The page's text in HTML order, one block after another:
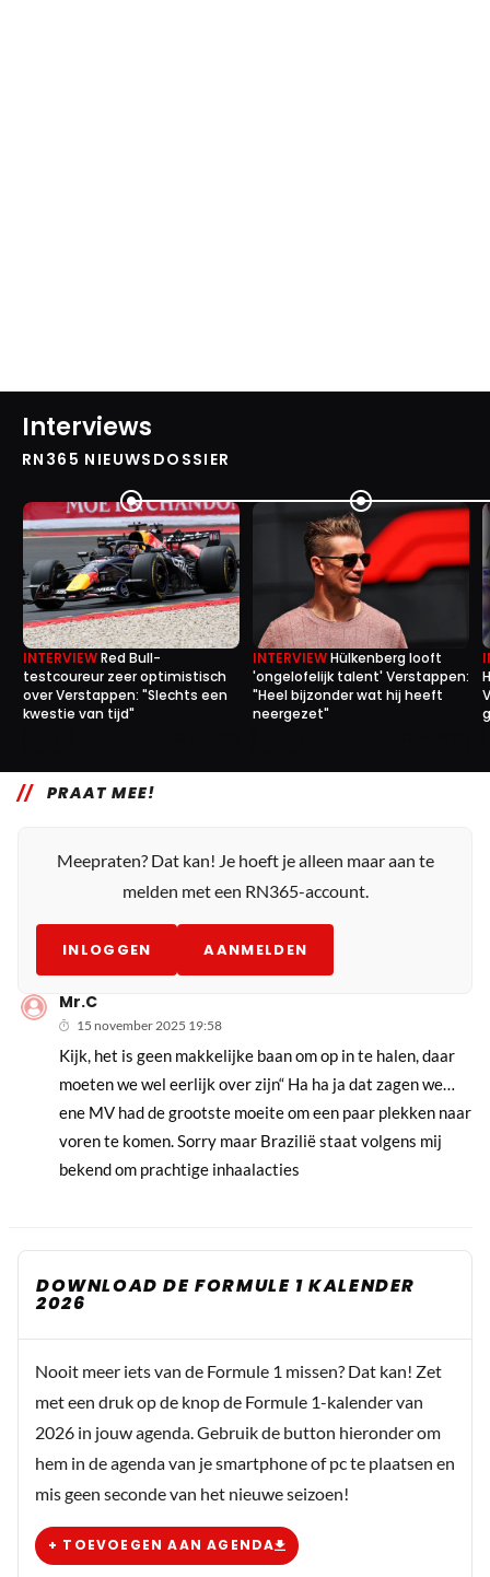
Interviews
RN365 NIEUWSDOSSIER
INTERVIEWRed Bull-
testcoureur zeer optimistisch
over Verstappen: "Slechts een
kwestie van tijd"
INTERVIEWHülkenberg looft
'ongelofelijk talent' Verstappen:
"Heel bijzonder wat hij heeft
neergezet"
PRAAT MEE!
Meepraten? Dat kan! Je hoeft je alleen maar aan te
melden met een RN365-account.
INLOGGEN AANMELDEN
Mr.C
15 november 2025 19:58
Kijk, het is geen makkelijke baan om op in te halen, daar
moeten we wel eerlijk over zijn“ Ha ha ja dat zagen we…
ene MV had de grootste moeite om een paar plekken naar
voren te komen. Sorry maar Brazilië staat volgens mij
bekend om prachtige inhaalacties
DOWNLOAD DE FORMULE 1 KALENDER
2026
Nooit meer iets van de Formule 1 missen? Dat kan! Zet
met een druk op de knop de Formule 1-kalender van
2026 in jouw agenda. Gebruik de button hieronder om
hem in de agenda van je smartphone of pc te plaatsen en
mis geen seconde van het nieuwe seizoen!
+ TOEVOEGEN AAN AGENDA